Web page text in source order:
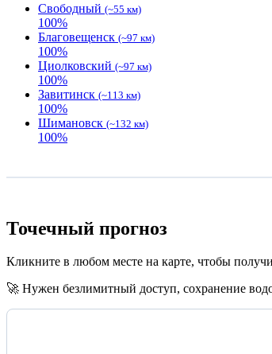
Свободный (~55 км)
100%
Благовещенск (~97 км)
100%
Циолковский (~97 км)
100%
Завитинск (~113 км)
100%
Шимановск (~132 км)
100%
Точечный прогноз
Кликните в любом месте на карте, чтобы
🚀 Нужен безлимитный доступ, сохранение